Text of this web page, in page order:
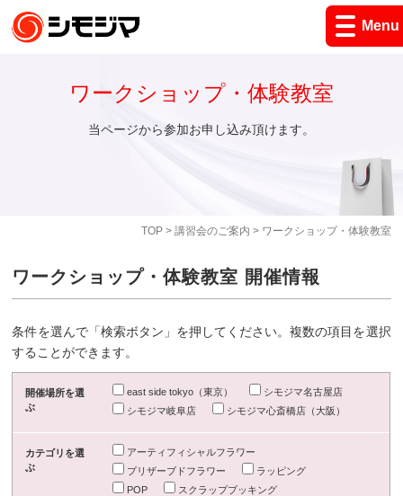
Menu
TOP> 講習会のご案内 > ワークショップ・体験教室
ワークショップ・体験教室
当ページから参加お申し込み頂けます。
ワークショップ・体験教室 開催情報
条件を選んで「検索ボタン」を押してください。複数の項目を選択
することができます。
開催場所を選
ぶ
east side tokyo（東京）
シモジマ名古屋店
シモジマ岐阜店
シモジマ心斎橋店（大阪）
カテゴリを選
ぶ
アーティフィシャルフラワー
プリザーブドフラワー
ラッピング
POP
スクラップブッキング